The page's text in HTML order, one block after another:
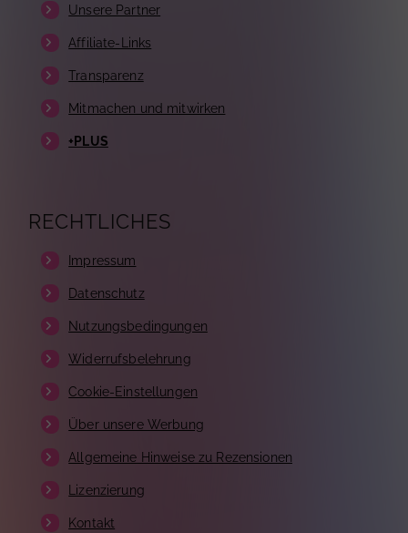
Unsere Partner
Affiliate-Links
Transparenz
Mitmachen und mitwirken
+PLUS
RECHTLICHES
Impressum
Datenschutz
Nutzungsbedingungen
Widerrufsbelehrung
Cookie-Einstellungen
Über unsere Werbung
Allgemeine Hinweise zu Rezensionen
Lizenzierung
Kontakt